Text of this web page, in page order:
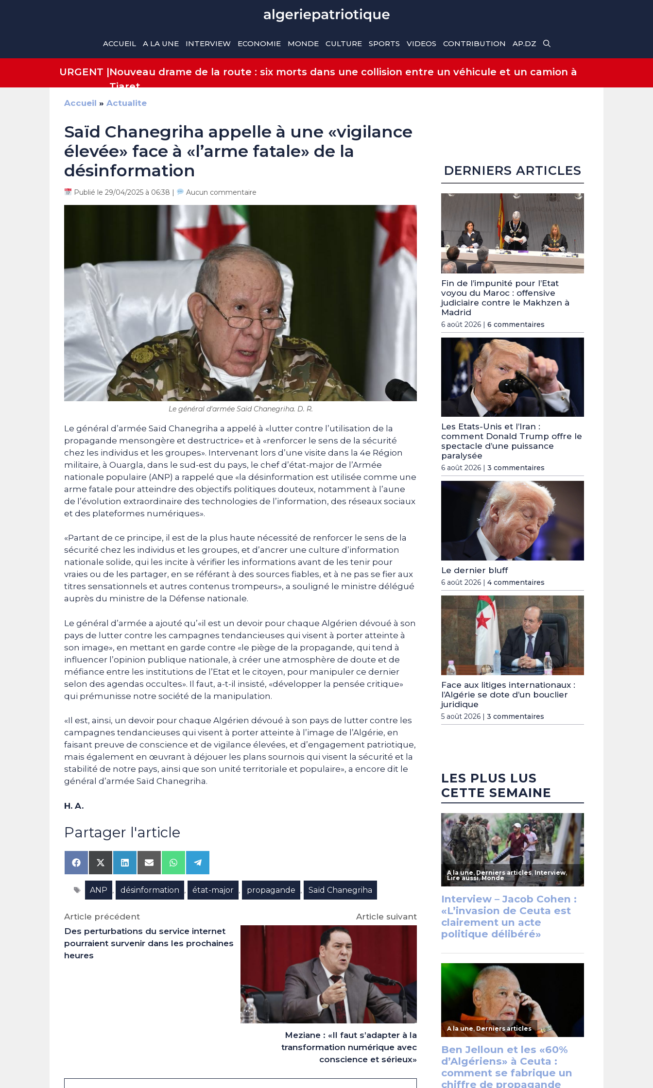
ACCUEIL A LA UNE INTERVIEW ECONOMIE MONDE CULTURE SPORTS VIDEOS CONTRIBUTION AP.DZ
URGENT |Nouveau drame de la route : six morts dans une collision entre un véhicule et un camion à
Tiaret
Accueil » Actualite
Saïd Chanegriha appelle à une «vigilance
élevée» face à «l’arme fatale» de la
désinformation
Publié le 29/04/2025 à 06:38 | Aucun commentaire
Le général d'armée Saïd Chanegriha. D. R.
Le général d’armée Saïd Chanegriha a appelé à «lutter contre l’utilisation de la
propagande mensongère et destructrice» et à «renforcer le sens de la sécurité
chez les individus et les groupes». Intervenant lors d’une visite dans la 4e Région
militaire, à Ouargla, dans le sud-est du pays, le chef d’état-major de l’Armée
nationale populaire (ANP) a rappelé que «la désinformation est utilisée comme une
arme fatale pour atteindre des objectifs politiques douteux, notamment à l’aune
de l’évolution extraordinaire des technologies de l’information, des réseaux sociaux
et des plateformes numériques».
«Partant de ce principe, il est de la plus haute nécessité de renforcer le sens de la
sécurité chez les individus et les groupes, et d’ancrer une culture d’information
nationale solide, qui les incite à vérifier les informations avant de les tenir pour
vraies ou de les partager, en se référant à des sources fiables, et à ne pas se fier aux
titres sensationnels et autres contenus trompeurs», a souligné le ministre délégué
auprès du ministre de la Défense nationale.
Le général d’armée a ajouté qu’«il est un devoir pour chaque Algérien dévoué à son
pays de lutter contre les campagnes tendancieuses qui visent à porter atteinte à
son image», en mettant en garde contre «le piège de la propagande, qui tend à
influencer l’opinion publique nationale, à créer une atmosphère de doute et de
méfiance entre les institutions de l’Etat et le citoyen, pour manipuler ce dernier
selon des agendas occultes». Il faut, a-t-il insisté, «développer la pensée critique»
qui prémunisse notre société de la manipulation.
«Il est, ainsi, un devoir pour chaque Algérien dévoué à son pays de lutter contre les
campagnes tendancieuses qui visent à porter atteinte à l’image de l’Algérie, en
faisant preuve de conscience et de vigilance élevées, et d’engagement patriotique,
mais également en œuvrant à déjouer les plans sournois qui visent la sécurité et la
stabilité de notre pays, ainsi que son unité territoriale et populaire», a encore dit le
général d’armée Saïd Chanegriha.
H. A.
Partager l'article
Share
on
Facebook
Share
on
X
(Twitter)
Share
on
LinkedIn
Share
on
Email
Share
on
WhatsApp
Share
on
Telegram
Étiquettes
ANP , désinformation , état-major , propagande , Saïd Chanegriha
Article précédent
Des perturbations du service internet
pourraient survenir dans les prochaines
heures
Article suivant
Meziane : «Il faut s’adapter à la
transformation numérique avec
conscience et sérieux»
DERNIERS ARTICLES
Fin de l’impunité pour l’Etat
voyou du Maroc : offensive
judiciaire contre le Makhzen à
Madrid
6 août 2026 | 6 commentaires
Les Etats-Unis et l’Iran :
comment Donald Trump offre le
spectacle d’une puissance
paralysée
6 août 2026 | 3 commentaires
Le dernier bluff
6 août 2026 | 4 commentaires
Face aux litiges internationaux :
l’Algérie se dote d’un bouclier
juridique
5 août 2026 | 3 commentaires
LES PLUS LUS
CETTE SEMAINE